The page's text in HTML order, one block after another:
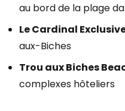
au bord de la plage
Le Cardinal
aux-Biches
Trou aux Biches
complexes hôteliers